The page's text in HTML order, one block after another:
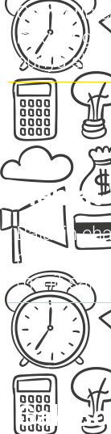
Gak perlu
langsung
punya skill
Balasin
menjadi
menit saja
Gak